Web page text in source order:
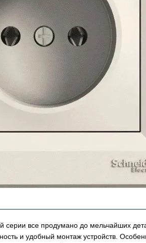
серии все продумано до мельчайших
и удобный монтаж устройств.